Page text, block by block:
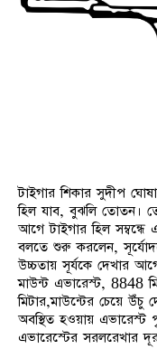
টাইগার শিকার সুদীপ
হিল যাব, বুঝলি তোতন।
আগে টাইগার হিল
বলতে শুরু করলেন,
উচ্চতায় সূর্যকে দেখার
মাউন্ট এভারেস্ট, 8848
মিটার,মাউন্টের চেয়ে উঁচু
অবস্থিত হওয়ায় এভারেস্ট
এভারেস্টের সরলরেখার